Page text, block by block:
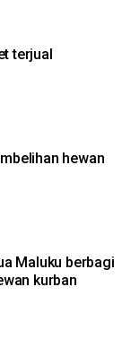
terjual
hewan
Maluku berbagi
kurban